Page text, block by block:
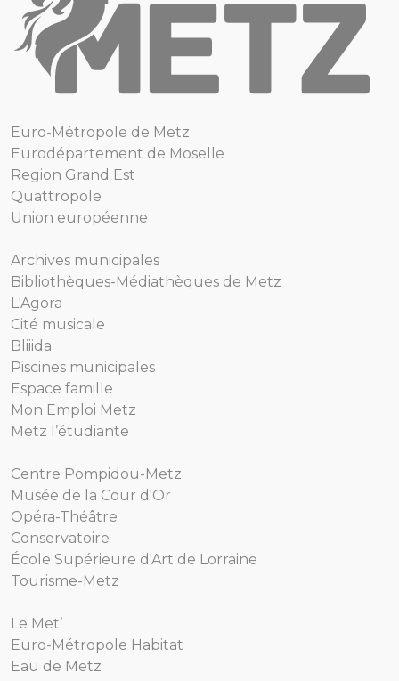
Euro-Métropole de Metz
Eurodépartement de Moselle
Region Grand Est
Quattropole
Union européenne
Archives municipales
Bibliothèques-Médiathèques de Metz
L'Agora
Cité musicale
Bliiida
Piscines municipales
Espace famille
Mon Emploi Metz
Metz l’étudiante
Centre Pompidou-Metz
Musée de la Cour d'Or
Opéra-Théâtre
Conservatoire
École Supérieure d'Art de Lorraine
Tourisme-Metz
Le Met’
Euro-Métropole Habitat
Eau de Metz